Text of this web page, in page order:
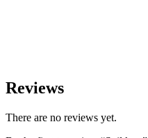
Reviews
There are no reviews yet.